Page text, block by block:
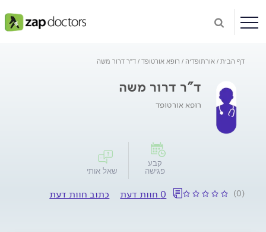
דף הבית אורתופדיה רופא אורטופד ד"ר דרור משה
ד"ר דרור משה
רופא אורטופד
קבע
פגישה
שאל אותי
(0) 0 חוות דעת כתוב חוות דעת